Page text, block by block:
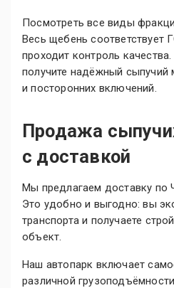
Посмотреть все виды
Весь щебень соответствует
проходит контроль
получите надёжный сыпучий
и посторонних включений.
Продажа
с доставкой
Мы предлагаем доставку по
Это удобно и выгодно: вы
транспорта и получаете
объект.
Наш автопарк включает
различной